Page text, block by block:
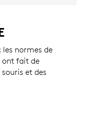
les normes de
ont fait de
et des
de ventes